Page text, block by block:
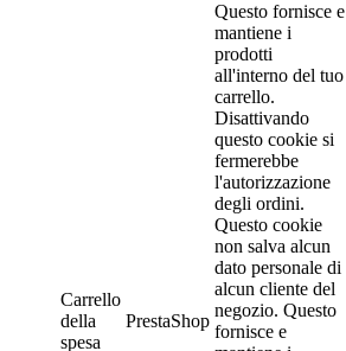
Carrello
della
spesa
PrestaShop
Questo fornisce e
mantiene i
prodotti
all'interno del tuo
carrello.
Disattivando
questo cookie si
fermerebbe
l'autorizzazione
degli ordini.
Questo cookie
non salva alcun
dato personale di
alcun cliente del
negozio. Questo
fornisce e